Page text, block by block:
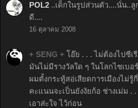
POL2 ..เด็กในรูปส่วนตัว....นั่น..
ดี....
16 ตุลาคม 2008
+ SENG + โอ๊ย . . . ไม่ต้องไปซีเ
มันไม่มีรางวัลใด ๆ ในโลกไซเบอร์
ผมตั้งกระทู้สอ่เสียดการเมืองไม่รู้
คะแนนจะเป็นยังงัยก้อ ช่างเม่ม . .
เอาส่ะใจ ไว้ก่อน